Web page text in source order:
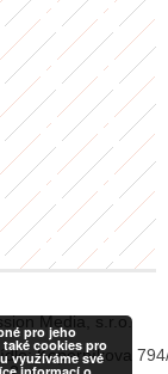
Media, s.r.o.
Koperníkova
pro jeho
cookies pro
využíváme své